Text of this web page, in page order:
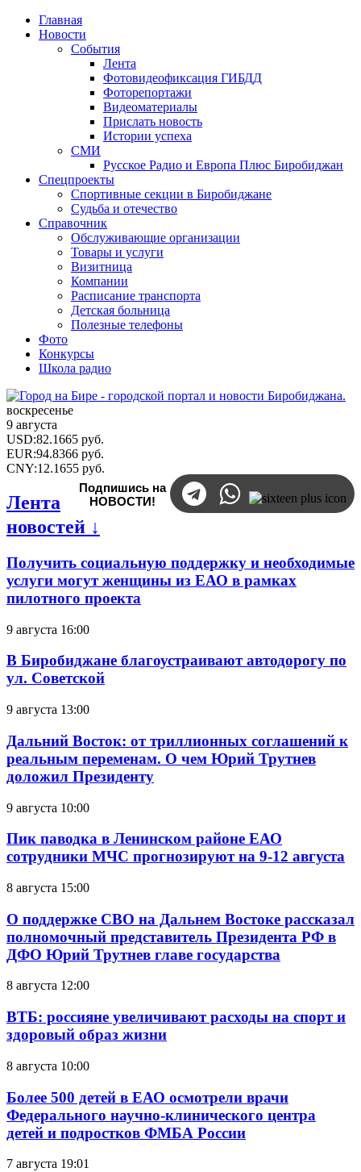
Главная
Новости
События
Лента
Фотовидеофиксация ГИБДД
Фоторепортажи
Видеоматериалы
Прислать новость
Истории успеха
СМИ
Русское Радио и Европа Плюс Биробиджан
Спецпроекты
Спортивные секции в Биробиджане
Судьба и отечество
Справочник
Обслуживающие организации
Товары и услуги
Визитница
Компании
Расписание транспорта
Детская больница
Полезные телефоны
Фото
Конкурсы
Школа радио
воскресенье
9 августа
USD:82.1665 руб.
EUR:94.8366 руб.
CNY:12.1655 руб.
Подпишись на
НОВОСТИ!
Лента
новостей ↓
Получить социальную поддержку и необходимые
услуги могут женщины из ЕАО в рамках
пилотного проекта
9 августа 16:00
В Биробиджане благоустраивают автодорогу по
ул. Советской
9 августа 13:00
Дальний Восток: от триллионных соглашений к
реальным переменам. О чем Юрий Трутнев
доложил Президенту
9 августа 10:00
Пик паводка в Ленинском районе ЕАО
сотрудники МЧС прогнозируют на 9-12 августа
8 августа 15:00
О поддержке СВО на Дальнем Востоке рассказал
полномочный представитель Президента РФ в
ДФО Юрий Трутнев главе государства
8 августа 12:00
ВТБ: россияне увеличивают расходы на спорт и
здоровый образ жизни
8 августа 10:00
Более 500 детей в ЕАО осмотрели врачи
Федерального научно-клинического центра
детей и подростков ФМБА России
7 августа 19:01